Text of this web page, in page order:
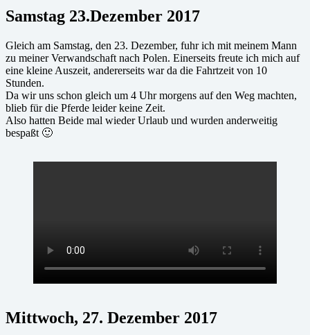
Samstag 23.Dezember 2017
Gleich am Samstag, den 23. Dezember, fuhr ich mit meinem Mann
zu meiner Verwandschaft nach Polen. Einerseits freute ich mich auf
eine kleine Auszeit, andererseits war da die Fahrtzeit von 10
Stunden.
Da wir uns schon gleich um 4 Uhr morgens auf den Weg machten,
blieb für die Pferde leider keine Zeit.
Also hatten Beide mal wieder Urlaub und wurden anderweitig
bespaßt 🙂
Mittwoch, 27. Dezember 2017